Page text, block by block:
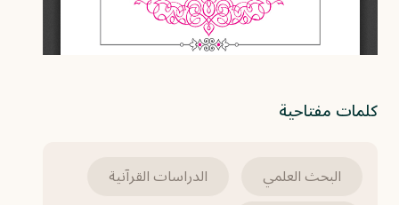
كلمات مفتاحية
البحث العلمي
الدراسات القرآنية